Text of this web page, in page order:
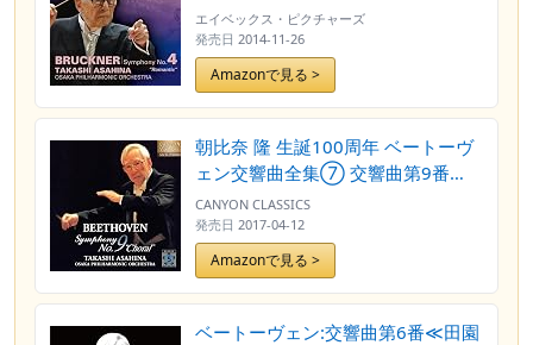
エイベックス・ピクチャーズ
発売日 2014-11-26
Amazonで見る >
朝比奈 隆 生誕100周年 ベートーヴ
ェン交響曲全集⑦ 交響曲第9番
「合唱」
CANYON CLASSICS
発売日 2017-04-12
Amazonで見る >
ベートーヴェン:交響曲第6番≪田園